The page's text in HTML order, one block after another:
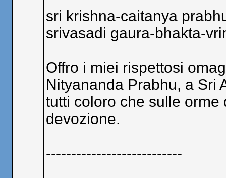
sri krishna-caitanya
srivasadi gaura-bhakta-
Offro i miei rispettosi
Nityananda Prabhu, a Sri
tutti coloro che sulle
devozione.
---------------------------